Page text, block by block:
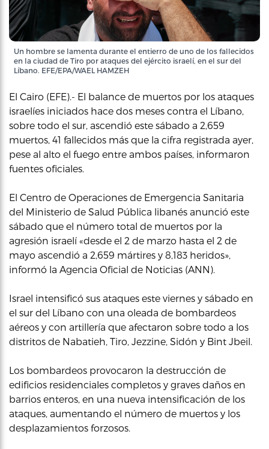
Un hombre se lamenta durante el entierro de uno de los fallecidos
en la ciudad de Tiro por ataques del ejército israelí, en el sur del
Líbano. EFE/EPA/WAEL HAMZEH
El Cairo (EFE).- El balance de muertos por los ataques
israelíes iniciados hace dos meses contra el Líbano,
sobre todo el sur, ascendió este sábado a 2,659
muertos, 41 fallecidos más que la cifra registrada ayer,
pese al alto el fuego entre ambos países, informaron
fuentes oficiales.
El Centro de Operaciones de Emergencia Sanitaria
del Ministerio de Salud Pública libanés anunció este
sábado que el número total de muertos por la
agresión israelí «desde el 2 de marzo hasta el 2 de
mayo ascendió a 2,659 mártires y 8,183 heridos»,
informó la Agencia Oficial de Noticias (ANN).
Israel intensificó sus ataques este viernes y sábado en
el sur del Líbano con una oleada de bombardeos
aéreos y con artillería que afectaron sobre todo a los
distritos de Nabatieh, Tiro, Jezzine, Sidón y Bint Jbeil.
Los bombardeos provocaron la destrucción de
edificios residenciales completos y graves daños en
barrios enteros, en una nueva intensificación de los
ataques, aumentando el número de muertos y los
desplazamientos forzosos.